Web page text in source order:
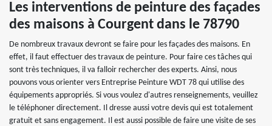
Les interventions de peinture des façades
des maisons à Courgent dans le 78790
De nombreux travaux devront se faire pour les façades des maisons. En
effet, il faut effectuer des travaux de peinture. Pour faire ces tâches qui
sont très techniques, il va falloir rechercher des experts. Ainsi, nous
pouvons vous orienter vers Entreprise Peinture WDT 78 qui utilise des
équipements appropriés. Si vous voulez d'autres renseignements, veuillez
le téléphoner directement. Il dresse aussi votre devis qui est totalement
gratuit et sans engagement. Il est aussi possible de faire une visite de ses